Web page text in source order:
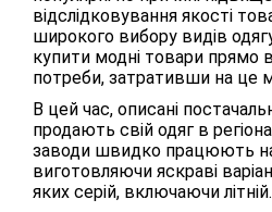
відслідковування якості
широкого вибору видів
купити модні товари прямо
потреби, затративши на це
В цей час, описані
продають свій одяг в
заводи швидко працюють на
виготовляючи яскраві
яких серій, включаючи літній.